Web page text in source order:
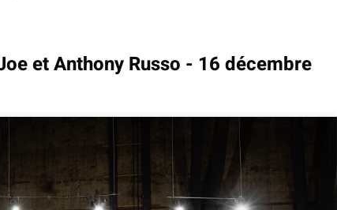
et Anthony Russo - 16 décembre